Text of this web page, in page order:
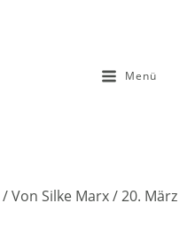
Menü
/ Von Silke Marx/20. März